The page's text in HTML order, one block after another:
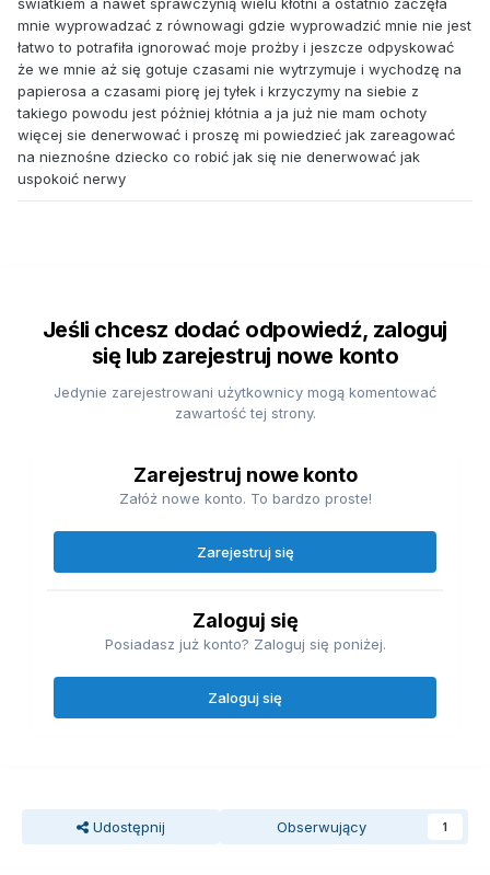
światkiem a nawet sprawczynią wielu kłótni a ostatnio zaczęła
mnie wyprowadzać z równowagi gdzie wyprowadzić mnie nie jest
łatwo to potrafiła ignorować moje prożby i jeszcze odpyskować
że we mnie aż się gotuje czasami nie wytrzymuje i wychodzę na
papierosa a czasami piorę jej tyłek i krzyczymy na siebie z
takiego powodu jest póżniej kłótnia a ja już nie mam ochoty
więcej sie denerwować i proszę mi powiedzieć jak zareagować
na nieznośne dziecko co robić jak się nie denerwować jak
uspokoić nerwy
Jeśli chcesz dodać odpowiedź, zaloguj
się lub zarejestruj nowe konto
Jedynie zarejestrowani użytkownicy mogą komentować
zawartość tej strony.
Zarejestruj nowe konto
Załóż nowe konto. To bardzo proste!
Zarejestruj się
Zaloguj się
Posiadasz już konto? Zaloguj się poniżej.
Zaloguj się
Udostępnij Obserwujący 1